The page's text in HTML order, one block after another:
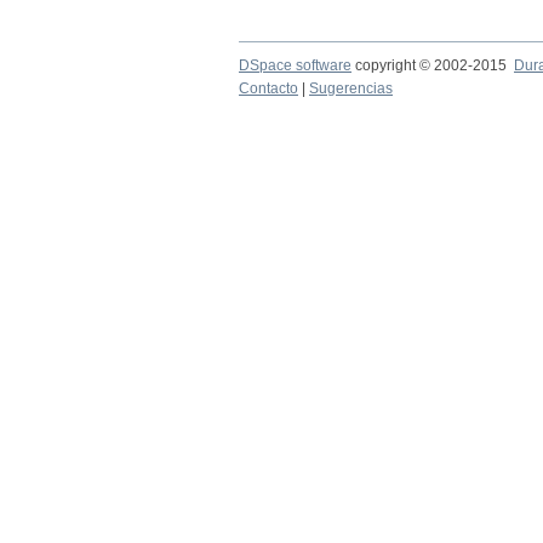
DSpace software copyright © 2002-2015
Contacto
Sugerencias